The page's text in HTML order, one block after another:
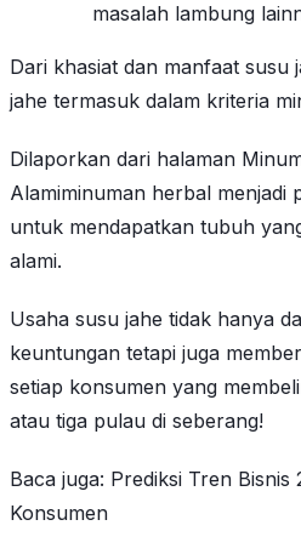
masalah lambung
Dari khasiat dan manfaat susu
jahe termasuk dalam kriteria
Dilaporkan dari halaman
Alamiminuman herbal menjadi
untuk mendapatkan tubuh
alami.
Usaha susu jahe tidak hanya
keuntungan tetapi juga
setiap konsumen yang
atau tiga pulau di seberang!
Baca juga: Prediksi Tren
Konsumen